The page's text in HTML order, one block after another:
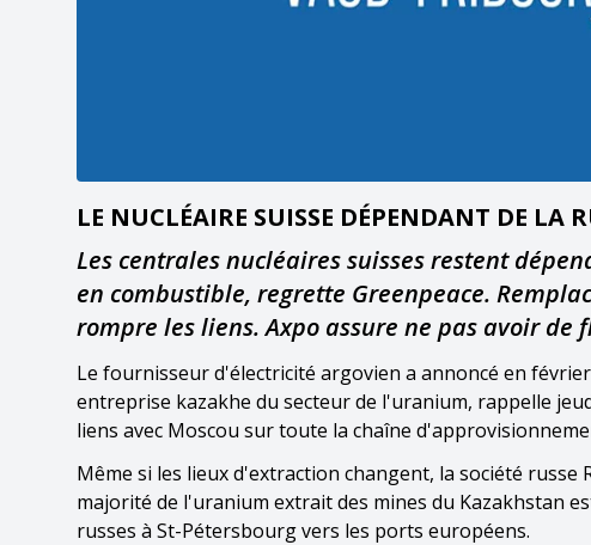
LE NUCLÉAIRE SUISSE DÉPENDANT DE LA
Les centrales nucléaires suisses restent
en combustible, regrette Greenpeace.
rompre les liens. Axpo assure ne pas avoir de
Le fournisseur d'électricité argovien a annoncé en
entreprise kazakhe du secteur de l'uranium, rappelle
liens avec Moscou sur toute la chaîne
Même si les lieux d'extraction changent, la société
majorité de l'uranium extrait des mines du Kazakhstan
russes à St-Pétersbourg vers les ports européens.